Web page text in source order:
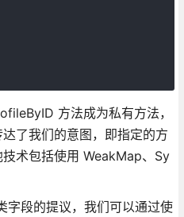
方法成为私有方法，
了我们的意图，即指定的方
术包括使用 WeakMap、Sy
段的提议，我们可以通过使